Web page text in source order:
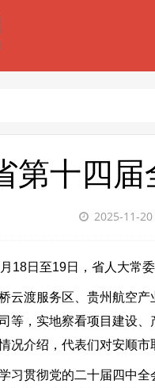
第十四
2025-11-20
18日至19日，省人大常
云渡服务区、贵州航空
等，实地察看项目建设
况介绍，代表们对安顺
习贯彻党的二十届四中